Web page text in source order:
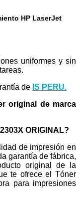
HP LaserJet
uniformes y sin
de IS PERU.
original de marca
ORIGINAL?
de impresión en
garantía de fábrica,
original de la
te ofrece el Tóner
para impresiones